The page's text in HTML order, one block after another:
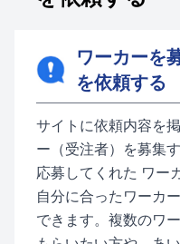
ワーカーを
を依頼する
サイトに依頼内容を
ー（受注者）を募集
応募してくれた ワー
自分に合ったワーカ
できます。複数のワ